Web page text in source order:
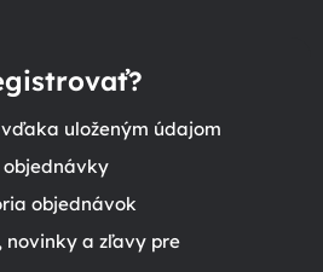
uloženým údajom
objednávky
objednávok
novinky a zľavy pre